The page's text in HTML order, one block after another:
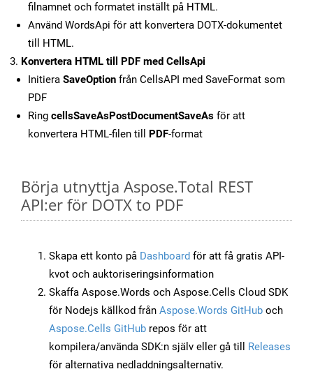
filnamnet och formatet inställt på HTML.
Använd WordsApi för att konvertera DOTX-dokumentet
till HTML.
Konvertera HTML till PDF med CellsApi
Initiera SaveOption från CellsAPI med SaveFormat som
PDF
Ring cellsSaveAsPostDocumentSaveAs för att
konvertera HTML-filen till PDF-format
Börja utnyttja Aspose.Total REST
API:er för DOTX to PDF
Skapa ett konto på Dashboard för att få gratis API-
kvot och auktoriseringsinformation
Skaffa Aspose.Words och Aspose.Cells Cloud SDK
för Nodejs källkod från Aspose.Words GitHub och
Aspose.Cells GitHub repos för att
kompilera/använda SDK:n själv eller gå till Releases
för alternativa nedladdningsalternativ.